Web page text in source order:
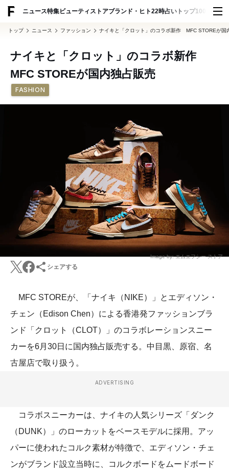
ニュース特集ビューティ ストアブランド・ヒト22時占い トップ100 スナッ
トップ ニュース ファッション ナイキと「クロット」のコラボ新作 MFC STOREが国
ナイキと「クロット」のコラボ新作
MFC STOREが国内独占販売
FASHION
Image by: エムエフシー ストア
シェアする
MFC STOREが、「ナイキ（NIKE）」とエディソン・
チェン（Edison Chen）による香港発ファッションブラ
ンド「クロット（CLOT）」のコラボレーションスニー
カーを6月30日に国内独占販売する。中目黒、原宿、名
古屋店で取り扱う。
ADVERTISING
コラボスニーカーは、ナイキの人気シリーズ「ダンク
（DUNK）」のローカットをベースモデルに採用。アッ
パーに使われたコルク素材が特徴で、エディソン・チェ
ンがブランド設立当時に、コルクボードをムードボード